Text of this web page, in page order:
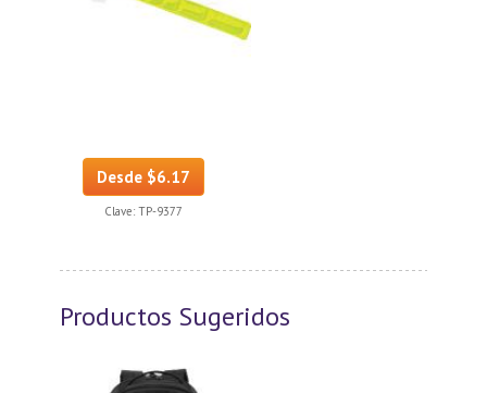
Desde $6.17
Clave: TP-9377
Productos Sugeridos